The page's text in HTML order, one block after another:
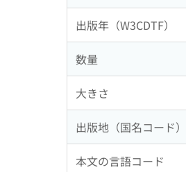
出版年（W3CDTF）
数量
大きさ
出版地（国名コード）
本文の言語コード